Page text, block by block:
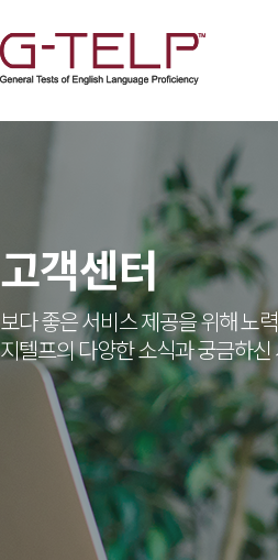
고객센터
보다 좋은 서비스 제공을 위해 노
지텔프의 다양한 소식과 궁금하